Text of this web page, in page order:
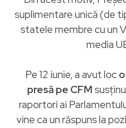
suplimentare unică (de
statele membre cu un
media
Pe 12 iunie, a avut loc
presă pe CFM
raportori ai
vine ca un răspuns la